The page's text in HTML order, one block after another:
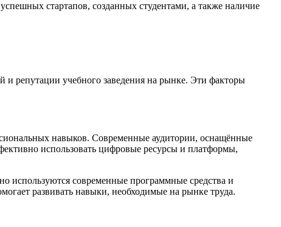
стартапов, созданных студентами, а также наличие
и репутации учебного заведения на рынке. Эти факторы
навыков. Современные аудитории, оснащённые
использовать цифровые ресурсы и платформы,
используются современные программные средства и
развивать навыки, необходимые на рынке труда.